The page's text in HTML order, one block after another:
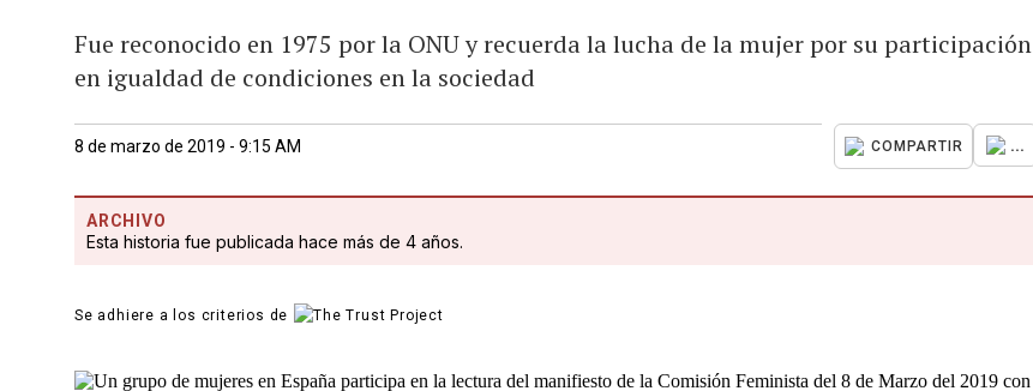
Fue reconocido en 1975 por la ONU y recuerda la lucha de la mujer por su participación
en igualdad de condiciones en la sociedad
8 de marzo de 2019 - 9:15 AM COMPARTIR ...
ARCHIVO
Esta historia fue publicada hace más de 4 años.
Se adhiere a los criterios de